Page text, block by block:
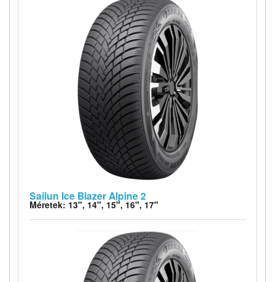
Sailun Ice Blazer Alpine 2
Méretek: 13", 14", 15", 16", 17"